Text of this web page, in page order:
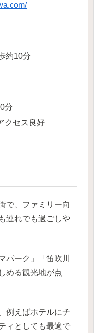
約10分
分
クセス良好
で、ファミリー向
連れでも過ごしや
パーク」「笛吹川
める観光地が点
例えばホテルにチ
ィとしても最適で